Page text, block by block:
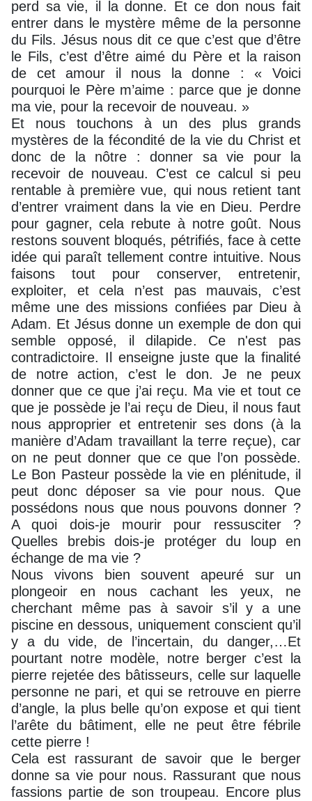
perd sa vie, il la donne. Et ce don nous fait
entrer dans le mystère même de la personne
du Fils. Jésus nous dit ce que c’est que d’être
le Fils, c’est d’être aimé du Père et la raison
de cet amour il nous la donne : « Voici
pourquoi le Père m’aime : parce que je donne
ma vie, pour la recevoir de nouveau. »
Et nous touchons à un des plus grands
mystères de la fécondité de la vie du Christ et
donc de la nôtre : donner sa vie pour la
recevoir de nouveau. C’est ce calcul si peu
rentable à première vue, qui nous retient tant
d’entrer vraiment dans la vie en Dieu. Perdre
pour gagner, cela rebute à notre goût. Nous
restons souvent bloqués, pétrifiés, face à cette
idée qui paraît tellement contre intuitive. Nous
faisons tout pour conserver, entretenir,
exploiter, et cela n’est pas mauvais, c’est
même une des missions confiées par Dieu à
Adam. Et Jésus donne un exemple de don qui
semble opposé, il dilapide. Ce n'est pas
contradictoire. Il enseigne juste que la finalité
de notre action, c’est le don. Je ne peux
donner que ce que j’ai reçu. Ma vie et tout ce
que je possède je l’ai reçu de Dieu, il nous faut
nous approprier et entretenir ses dons (à la
manière d’Adam travaillant la terre reçue), car
on ne peut donner que ce que l’on possède.
Le Bon Pasteur possède la vie en plénitude, il
peut donc déposer sa vie pour nous. Que
possédons nous que nous pouvons donner ?
A quoi dois-je mourir pour ressusciter ?
Quelles brebis dois-je protéger du loup en
échange de ma vie ?
Nous vivons bien souvent apeuré sur un
plongeoir en nous cachant les yeux, ne
cherchant même pas à savoir s’il y a une
piscine en dessous, uniquement conscient qu’il
y a du vide, de l’incertain, du danger,…Et
pourtant notre modèle, notre berger c’est la
pierre rejetée des bâtisseurs, celle sur laquelle
personne ne pari, et qui se retrouve en pierre
d’angle, la plus belle qu’on expose et qui tient
l’arête du bâtiment, elle ne peut être fébrile
cette pierre !
Cela est rassurant de savoir que le berger
donne sa vie pour nous. Rassurant que nous
fassions partie de son troupeau. Encore plus